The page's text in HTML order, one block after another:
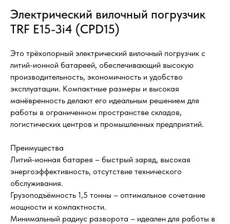
Электрический вилочный погрузчик
TRF E15-3i4 (CPD15)
Это трёхопорный электрический вилочный погрузчик с
литий-ионной батареей, обеспечивающий высокую
производительность, экономичность и удобство
эксплуатации. Компактные размеры и высокая
манёвренность делают его идеальным решением для
работы в ограниченном пространстве складов,
логистических центров и промышленных предприятий.
Преимущества
Литий-ионная батарея – быстрый заряд, высокая
энергоэффективность, отсутствие технического
обслуживания.
Грузоподъёмность 1,5 тонны – оптимальное сочетание
мощности и компактности.
Минимальный радиус разворота – идеален для работы в